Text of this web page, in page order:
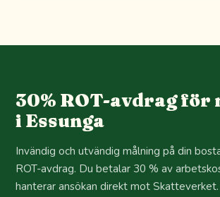
30% ROT-avdrag för
i Essunga
Invändig och utvändig målning på din
ROT-avdrag. Du betalar 30 % av
hanterar ansökan direkt mot